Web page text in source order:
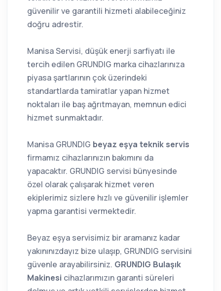
güvenilir ve garantili hizmeti alabileceğiniz
doğru adrestir.
Manisa Servisi, düşük enerji sarfiyatı ile
tercih edilen GRUNDIG marka cihazlarınıza
piyasa şartlarının çok üzerindeki
standartlarda tamiratlar yapan hizmet
noktaları ile baş ağrıtmayan, memnun edici
hizmet sunmaktadır.
Manisa GRUNDIG beyaz eşya teknik servis
firmamız cihazlarınızın bakımını da
yapacaktır. GRUNDIG servisi bünyesinde
özel olarak çalışarak hizmet veren
ekiplerimiz sizlere hızlı ve güvenilir işlemler
yapma garantisi vermektedir.
Beyaz eşya servisimiz bir aramanız kadar
yakınınızdayız bize ulaşıp, GRUNDIG servisini
güvenle arayabilirsiniz. GRUNDIG Bulaşık
Makinesi cihazlarımızın garanti süreleri